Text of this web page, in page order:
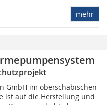
mehr
GmbH im oberschäbischen
ist auf die Herstellung und